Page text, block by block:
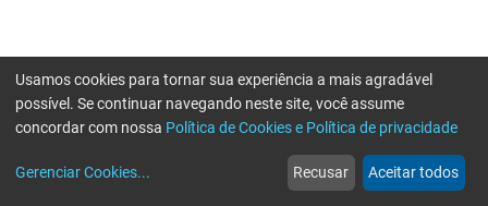
web
Notícias
more_horiz
Mais
Usamos cookies para tornar sua experiência a mais agradável
possível. Se continuar navegando neste site, você assume
concordar com nossa Política de Cookies e Política de privacidade
Gerenciar Cookies... Recusar Aceitar todos
Erro ao enviar informações, por favor tente novamente